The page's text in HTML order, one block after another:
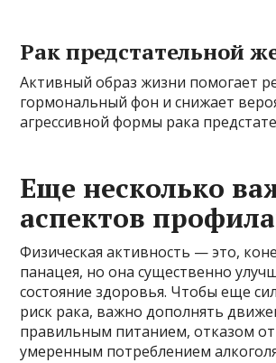
Рак предстательной
Активный образ жизни помогает
гормональный фон и снижает
агрессивной формы рака
Еще несколько
аспектов
Физическая активность — это,
панацея, но она существенно
состояние здоровья. Чтобы еще
риск рака, важно дополнять
правильным питанием, отказом от
умеренным потреблением